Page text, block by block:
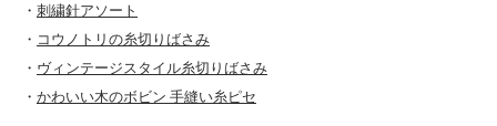
・ 刺繍針アソート
・ コウノトリの糸切りばさみ
・ ヴィンテージスタイル糸切りばさみ
・ かわいい木のボビン 手縫い糸ピセ